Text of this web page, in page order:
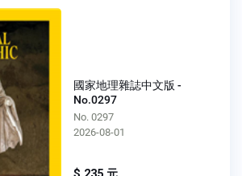
國家地理雜誌中文版 -
No.0297
No. 0297
2026-08-01